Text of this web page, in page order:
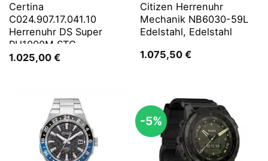
Certina
C024.907.17.041.10
Herrenuhr DS Super
PH1000M STC
1.025,00 €
Citizen Herrenuhr
Mechanik NB6030-59L
Edelstahl, Edelstahl
1.075,50 €
-5%